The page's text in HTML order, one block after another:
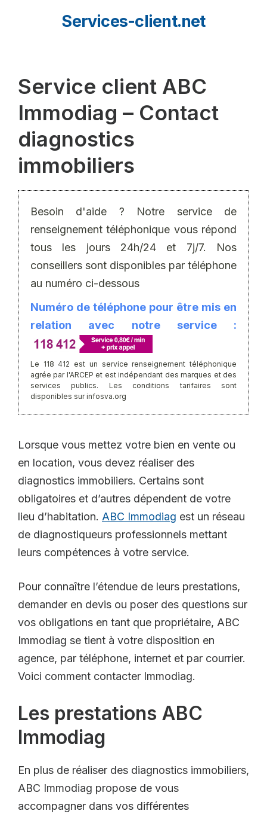
Services-client.net
Service client ABC
Immodiag – Contact
diagnostics
immobiliers
Besoin d'aide ? Notre service de
renseignement téléphonique vous répond
tous les jours 24h/24 et 7j/7. Nos
conseillers sont disponibles par téléphone
au numéro ci-dessous
Numéro de téléphone pour être mis en
relation avec notre service :
Le 118 412 est un service renseignement téléphonique
agrée par l'ARCEP et est indépendant des marques et des
services publics. Les conditions tarifaires sont
disponibles sur infosva.org
Lorsque vous mettez votre bien en vente ou
en location, vous devez réaliser des
diagnostics immobiliers. Certains sont
obligatoires et d’autres dépendent de votre
lieu d’habitation. ABC Immodiag est un réseau
de diagnostiqueurs professionnels mettant
leurs compétences à votre service.
Pour connaître l’étendue de leurs prestations,
demander en devis ou poser des questions sur
vos obligations en tant que propriétaire, ABC
Immodiag se tient à votre disposition en
agence, par téléphone, internet et par courrier.
Voici comment contacter Immodiag.
Les prestations ABC
Immodiag
En plus de réaliser des diagnostics immobiliers,
ABC Immodiag propose de vous
accompagner dans vos différentes